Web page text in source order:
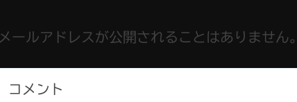
メールアドレスが公開されることはありません。
コメント